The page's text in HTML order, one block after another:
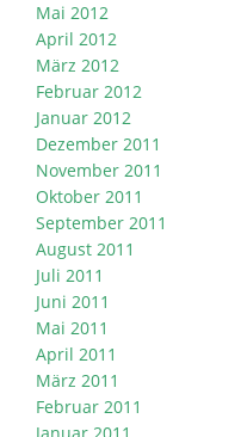
Mai 2012
April 2012
März 2012
Februar 2012
Januar 2012
Dezember 2011
November 2011
Oktober 2011
September 2011
August 2011
Juli 2011
Juni 2011
Mai 2011
April 2011
März 2011
Februar 2011